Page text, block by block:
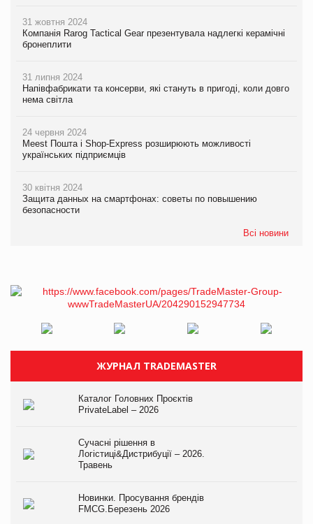
31 жовтня 2024
Компанія Rarog Tactical Gear презентувала надлегкі керамічні
бронеплити
31 липня 2024
Напівфабрикати та консерви, які стануть в пригоді, коли довго
нема світла
24 червня 2024
Meest Пошта і Shop-Express розширюють можливості
українських підприємців
30 квітня 2024
Защита данных на смартфонах: советы по повышению
безопасности
Всі новини
ЖУРНАЛ TRADEMASTER
Каталог Головних Проєктів
PrivateLabel – 2026
Сучасні рішення в
Логістиці&Дистрибуції – 2026.
Травень
Новинки. Просування брендів
FMCG.Березень 2026